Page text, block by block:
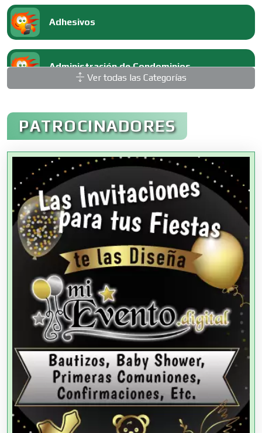
Adhesivos
Administración de Condominios
Administración de Empresas
Agencias Aduanales
Agencias de Autos
Agencias de Cobranza
Agencias de Colocación
Agencias de Modelos
Agencias de Publicidad
Agencias de Viajes
Ver todas las Categorías
PATROCINADORES